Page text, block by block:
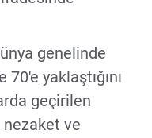
genelinde
yaklaştığını
geçirilen
ve